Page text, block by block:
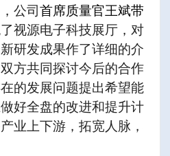
公司首席质量官王斌带
视源电子科技展厅，对
研发成果作了详细的介
方共同探讨今后的合作
的发展问题提出希望能
好全盘的改进和提升计
业上下游，拓宽人脉，